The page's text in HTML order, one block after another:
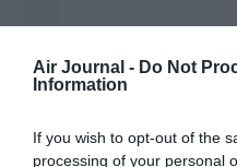
Air Journal - Do Not
Information
If you wish to opt-out of the
processing of your personal
simple et basique ^^
D’une part, le bénéfice
(dont celles des
donc plutôt aux 5